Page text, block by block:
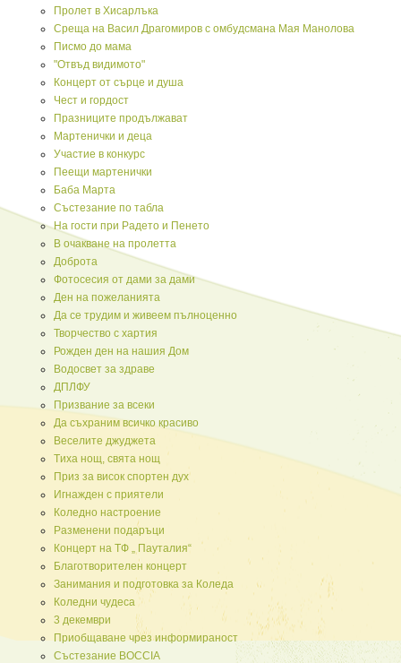
Пролет в Хисарлъка
Среща на Васил Драгомиров с омбудсмана Мая Манолова
Писмо до мама
"Отвъд видимото"
Концерт от сърце и душа
Чест и гордост
Празниците продължават
Мартенички и деца
Участие в конкурс
Пеещи мартенички
Баба Марта
Състезание по табла
На гости при Радето и Пенето
В очакване на пролетта
Доброта
Фотосесия от дами за дами
Ден на пожеланията
Да се трудим и живеем пълноценно
Творчество с хартия
Рожден ден на нашия Дом
Водосвет за здраве
ДПЛФУ
Призвание за всеки
Да съхраним всичко красиво
Веселите джуджета
Tиха нощ, свята нощ
Приз за висок спортен дух
Игнажден с приятели
Коледно настроение
Разменени подаръци
Концерт на ТФ „ Пауталия“
Благотворителен концерт
Занимания и подготовка за Коледа
Коледни чудеса
3 декември
Приобщаване чрез информираност
Състезание BOCCIA